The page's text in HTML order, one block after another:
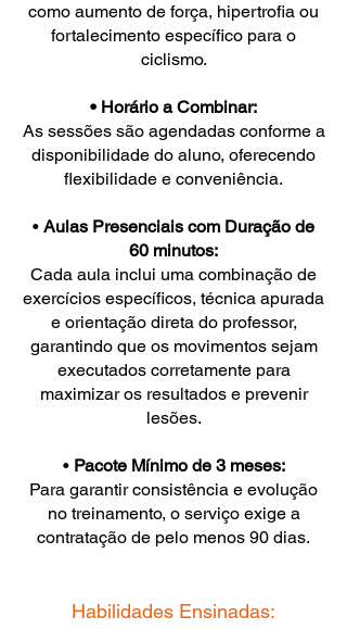
como aumento de força, hipertrofia ou
fortalecimento específico para o
ciclismo.
• Horário a Combinar:
As sessões são agendadas conforme a
disponibilidade do aluno, oferecendo
flexibilidade e conveniência.
• Aulas Presenciais com Duração de
60 minutos:
Cada aula inclui uma combinação de
exercícios específicos, técnica apurada
e orientação direta do professor,
garantindo que os movimentos sejam
executados corretamente para
maximizar os resultados e prevenir
lesões.
•Pacote Mínimo de 3 meses:
Para garantir consistência e evolução
no treinamento, o serviço exige a
contratação de pelo menos 90 dias.
Habilidades Ensinadas: